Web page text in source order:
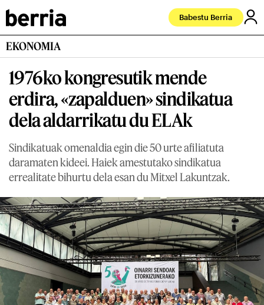
Babestu Berria
EKONOMIA
1976ko kongresutik mende
erdira, «zapalduen» sindikatua
dela aldarrikatu du ELAk
Sindikatuak omenaldia egin die 50 urte afiliatuta
daramaten kideei. Haiek amestutako sindikatua
errealitate bihurtu dela esan du Mitxel Lakuntzak.